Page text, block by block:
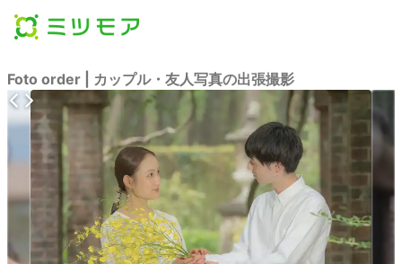
Foto order | カップル・友人写真の出張撮影